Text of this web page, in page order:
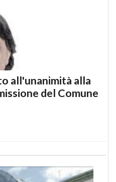
all'unanimità alla
del Comune